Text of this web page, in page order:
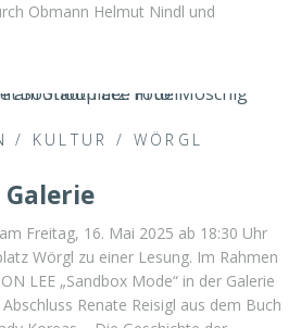
Obmann Helmut Nindl und
/ KULTUR / WÖRGL
Freitag, 16. Mai 2025 ab 18:30 Uhr
Wörgl zu einer Lesung. Im Rahmen
LEE „Sandbox Mode“ in der Galerie
Renate Reisigl aus dem Buch